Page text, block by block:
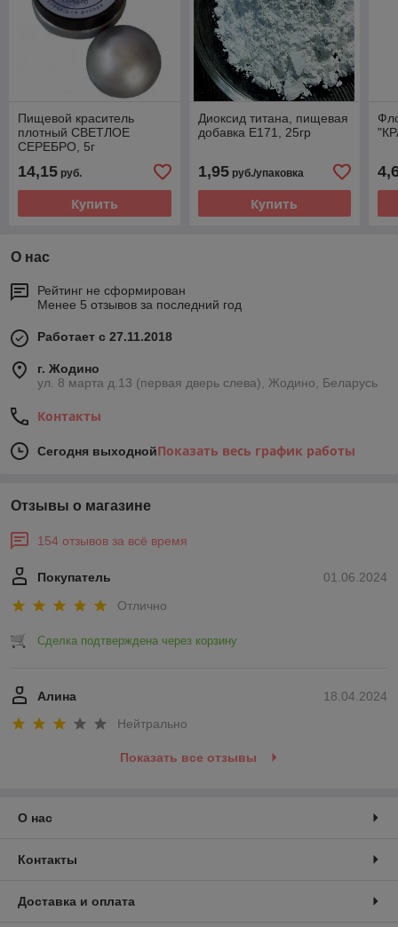
Пищевой краситель
плотный СВЕТЛОЕ
СЕРЕБРО, 5г
14,15 руб.
Купить
Диоксид титана, пищевая
добавка Е171, 25гр
1,95руб./упаковка
Купить
О нас
Рейтинг не сформирован
Менее 5 отзывов за последний год
Работает с 27.11.2018
г. Жодино
ул. 8 марта д.13 (первая дверь слева), Жодино, Беларусь
Контакты
Сегодня выходнойПоказать весь график работы
Отзывы о магазине
154 отзывов за всё время
01.06.2024
Покупатель
Отлично
Сделка подтверждена через корзину
18.04.2024
Алина
Нейтрально
Показать все отзывы
О нас
Контакты
Доставка и оплата